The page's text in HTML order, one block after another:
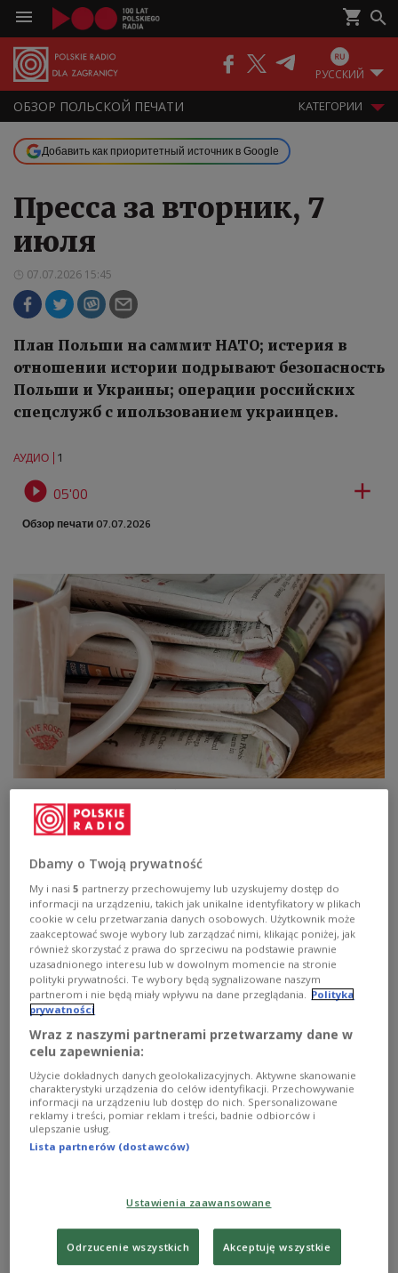
РУССКИЙ
ОБЗОР ПОЛЬСКОЙ ПЕЧАТИ КАТЕГОРИИ
Добавить как приоритетный источник в Google
Пресса за вторник, 7
июля
07.07.2026 15:45
План Польши на саммит НАТО; истерия в
отношении истории подрывают безопасность
Польши и Украины; операции российских
спецслужб с ипользованием украинцев.
АУДИО 1
 05'00 
Обзор печати 07.07.2026
Иллюстрация. Источник: pixabay.com
Президент Польши Кароль Навроцки, министр
Камыш и министр иностранных дел Радослав
Сикорски представляют страну на саммите
НАТО, который во вторник открылся в Анкаре.
Главные задачи польской делегации —
подтвердить единство альянса, укрепить
ответственность европейских союзников за
безопасность континента и продолжить
поддержку Украины.
Накануне саммита Владыслав Косиняк-Камыш
и Радослав Сикорски на совместной пресс-
конференции заявили, что ключевой целью
встречи станет демонстрация сплоченности
все политические силы страны выступают
Dbamy o Twoją prywatność
My i nasi5 partnerzy przechowujemy lub uzyskujemy dostęp do
informacji na urządzeniu, takich jak unikalne identyfikatory w plikach
cookie w celu przetwarzania danych osobowych. Użytkownik może
zaakceptować swoje wybory lub zarządzać nimi, klikając poniżej, jak
również skorzystać z prawa do sprzeciwu na podstawie prawnie
uzasadnionego interesu lub w dowolnym momencie na stronie
polityki prywatności. Te wybory będą sygnalizowane naszym
partnerom i nie będą miały wpływu na dane przeglądania. Polityka
prywatności
Wraz z naszymi partnerami przetwarzamy dane w
celu zapewnienia:
Użycie dokładnych danych geolokalizacyjnych. Aktywne skanowanie
charakterystyki urządzenia do celów identyfikacji. Przechowywanie
informacji na urządzeniu lub dostęp do nich. Spersonalizowane
reklamy i treści, pomiar reklam i treści, badnie odbiorców i
ulepszanie usług.
Lista partnerów (dostawców)
Ustawienia zaawansowane
Odrzucenie wszystkich Akceptuję wszystkie